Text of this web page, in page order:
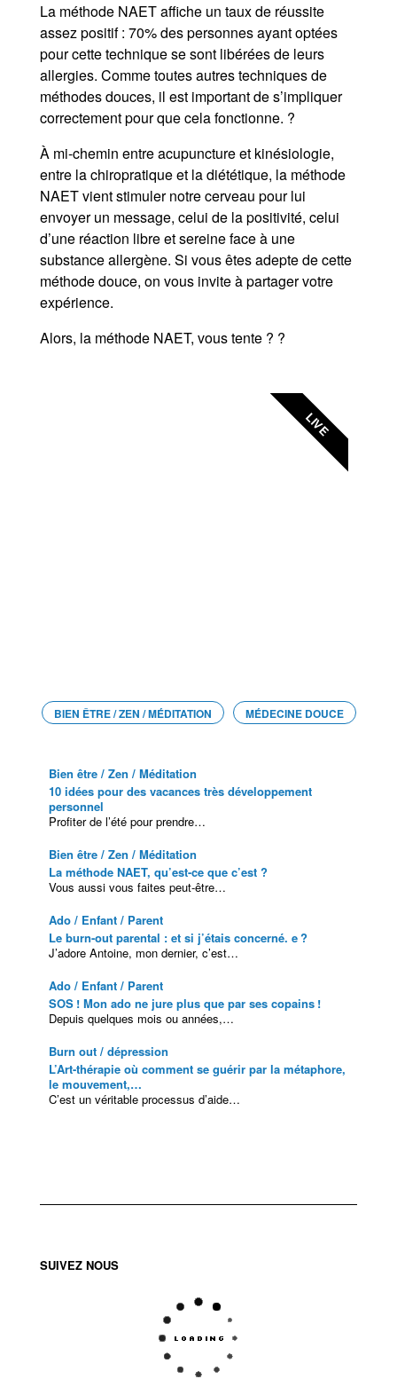
La méthode NAET affiche un taux de réussite
assez positif : 70% des personnes ayant optées
pour cette technique se sont libérées de leurs
allergies. Comme toutes autres techniques de
méthodes douces, il est important de s’impliquer
correctement pour que cela fonctionne. ?
À mi-chemin entre acupuncture et kinésiologie,
entre la chiropratique et la diététique, la méthode
NAET vient stimuler notre cerveau pour lui
envoyer un message, celui de la positivité, celui
d’une réaction libre et sereine face à une
substance allergène. Si vous êtes adepte de cette
méthode douce, on vous invite à partager votre
expérience.
Alors, la méthode NAET, vous tente ? ?
LIVE
BIEN ÊTRE / ZEN / MÉDITATION MÉDECINE DOUCE
Bien être / Zen / Méditation
10 idées pour des vacances très développement
personnel
Profiter de l’été pour prendre…
Bien être / Zen / Méditation
La méthode NAET, qu’est-ce que c’est ?
Vous aussi vous faites peut-être…
Ado / Enfant / Parent
Le burn-out parental : et si j’étais concerné. e ?
J’adore Antoine, mon dernier, c’est…
Ado / Enfant / Parent
SOS ! Mon ado ne jure plus que par ses copains !
Depuis quelques mois ou années,…
Burn out / dépression
L’Art-thérapie où comment se guérir par la métaphore,
le mouvement,…
C’est un véritable processus d’aide…
SUIVEZ NOUS